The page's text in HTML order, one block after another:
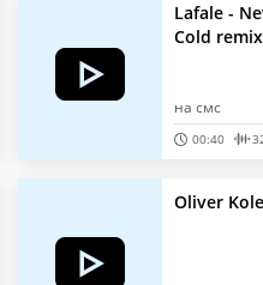
Lafale -
Cold
на смс
00:40
Oliver